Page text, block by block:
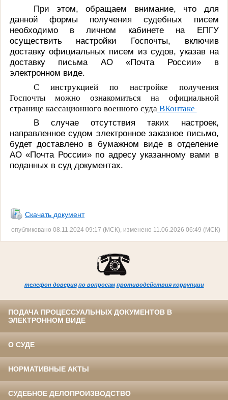
При этом, обращаем внимание, что для
данной формы получения судебных писем
необходимо в личном кабинете на ЕПГУ
осуществить настройки Госпочты, включив
доставку официальных писем из судов, указав на
доставку письма АО «Почта России» в
электронном виде.
С инструкцией по настройке получения
Госпочты можно ознакомиться на официальной
странице кассационного военного суда ВКонтаке
В случае отсутствия таких настроек,
направленное судом электронное заказное письмо,
будет доставлено в бумажном виде в отделение
АО «Почта России» по адресу указанному вами в
поданных в суд документах.
Скачать документ
опубликовано 08.11.2024 09:17 (МСК), изменено 11.06.2026 06:49 (МСК)
телефон доверия по вопросам противодействия коррупции
ПОДАЧА ПРОЦЕССУАЛЬНЫХ ДОКУМЕНТОВ В
ЭЛЕКТРОННОМ ВИДЕ
О СУДЕ
НОРМАТИВНЫЕ АКТЫ
СУДЕБНОЕ ДЕЛОПРОИЗВОДСТВО